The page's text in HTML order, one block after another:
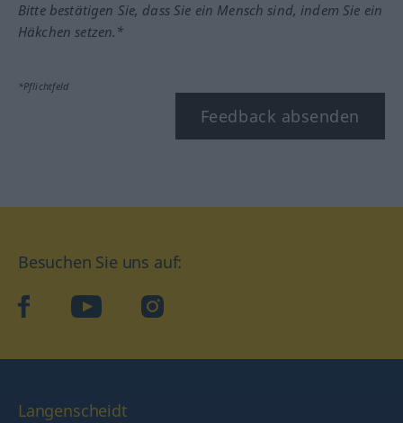
Bitte bestätigen Sie, dass Sie ein Mensch sind, indem Sie ein
Häkchen setzen.*
*Pflichtfeld
Feedback absenden
Besuchen Sie uns auf:
facebookYouTube Instagram
Langenscheidt